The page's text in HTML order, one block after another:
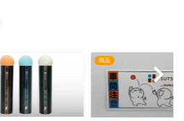
商品